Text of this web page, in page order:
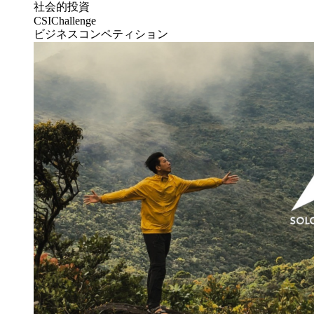
社会的投資
CSIChallenge
ビジネスコンペティション